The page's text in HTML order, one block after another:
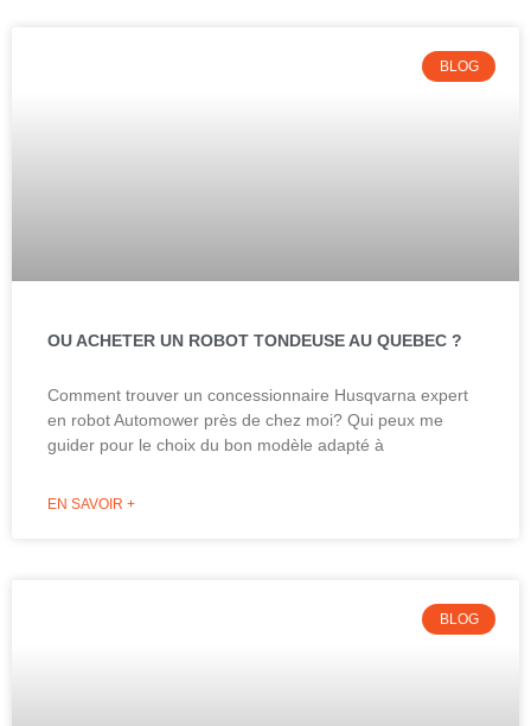
BLOG
OU ACHETER UN ROBOT TONDEUSE AU QUEBEC ?
Comment trouver un concessionnaire Husqvarna expert
en robot Automower près de chez moi? Qui peux me
guider pour le choix du bon modèle adapté à
EN SAVOIR +
BLOG